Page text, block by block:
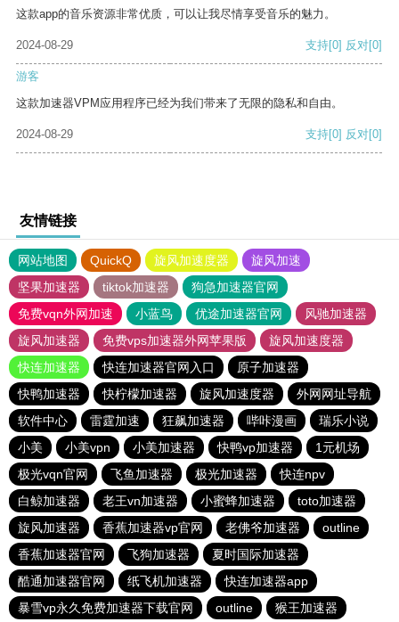
这款app的音乐资源非常优质，可以让我尽情享受音乐的魅力。
2024-08-29 支持[0] 反对[0]
游客
这款加速器VPM应用程序已经为我们带来了无限的隐私和自由。
2024-08-29 支持[0] 反对[0]
友情链接
网站地图 QuickQ 旋风加速度器
旋风加速
坚果加速器
tiktok加速器
狗急加速器官网
免费vqn外网加速
小蓝鸟 优途加速器官网
风驰加速器
旋风加速器
免费vps加速器外网苹果版
旋风加速度器
快连加速器
快连加速器官网入口
原子加速器
快鸭加速器
快柠檬加速器 旋风加速度器
外网网址导航
软件中心
雷霆加速 狂飙加速器 哔咔漫画
瑞乐小说
小美
小美vpn 小美加速器 快鸭vp加速器
1元机场
极光vqn官网
飞鱼加速器 极光加速器
快连npv
白鲸加速器
老王vn加速器 小蜜蜂加速器
toto加速器
旋风加速器
香蕉加速器vp官网 老佛爷加速器
outline
香蕉加速器官网
飞狗加速器
夏时国际加速器
酷通加速器官网
纸飞机加速器
快连加速器app
暴雪vp永久免费加速器下载官网
outline 猴王加速器